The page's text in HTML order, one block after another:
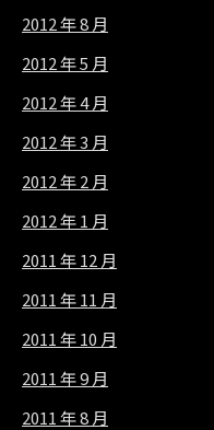
2012 年 8 月
2012 年 5 月
2012 年 4 月
2012 年 3 月
2012 年 2 月
2012 年 1 月
2011 年 12 月
2011 年 11 月
2011 年 10 月
2011 年 9 月
2011 年 8 月